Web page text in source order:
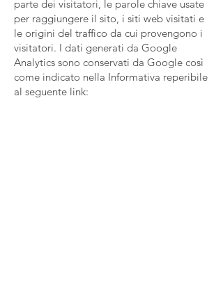
parte dei visitatori, le parole chiave usate
per raggiungere il sito, i siti web visitati e
le origini del traffico da cui provengono i
visitatori. I dati generati da Google
Analytics sono conservati da Google così
come indicato nella Informativa reperibile
al seguente link: